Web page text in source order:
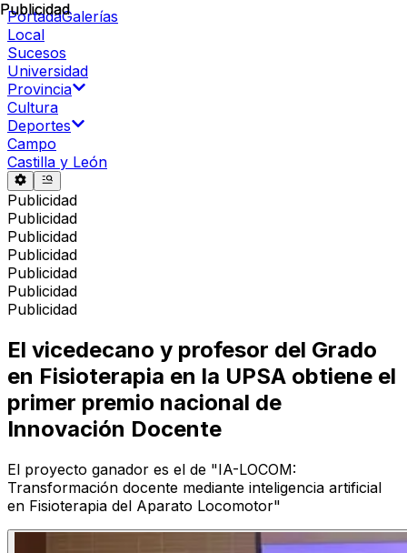
PortadaGalerías
Local
Sucesos
Universidad
Provincia
Cultura
Deportes
Campo
Castilla y León
Publicidad
Publicidad
Publicidad
Publicidad
Publicidad
Publicidad
Publicidad
Publicidad
El vicedecano y profesor del Grado
en Fisioterapia en la UPSA obtiene el
primer premio nacional de
Innovación Docente
El proyecto ganador es el de "IA-LOCOM:
Transformación docente mediante inteligencia artificial
en Fisioterapia del Aparato Locomotor"
Publicidad